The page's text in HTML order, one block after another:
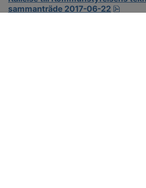
sammanträde 2017-06-22